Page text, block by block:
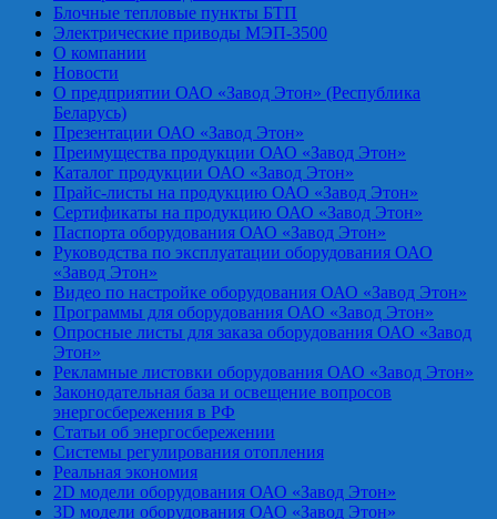
Блочные тепловые пункты БТП
Электрические приводы МЭП-3500
О компании
Новости
О предприятии ОАО «Завод Этон» (Республика
Беларусь)
Презентации ОАО «Завод Этон»
Преимущества продукции ОАО «Завод Этон»
Каталог продукции ОАО «Завод Этон»
Прайс-листы на продукцию ОАО «Завод Этон»
Сертификаты на продукцию ОАО «Завод Этон»
Паспорта оборудования ОАО «Завод Этон»
Руководства по эксплуатации оборудования ОАО
«Завод Этон»
Видео по настройке оборудования ОАО «Завод Этон»
Программы для оборудования ОАО «Завод Этон»
Опросные листы для заказа оборудования ОАО «Завод
Этон»
Рекламные листовки оборудования ОАО «Завод Этон»
Законодательная база и освещение вопросов
энергосбережения в РФ
Статьи об энергосбережении
Системы регулирования отопления
Реальная экономия
2D модели оборудования ОАО «Завод Этон»
3D модели оборудования ОАО «Завод Этон»